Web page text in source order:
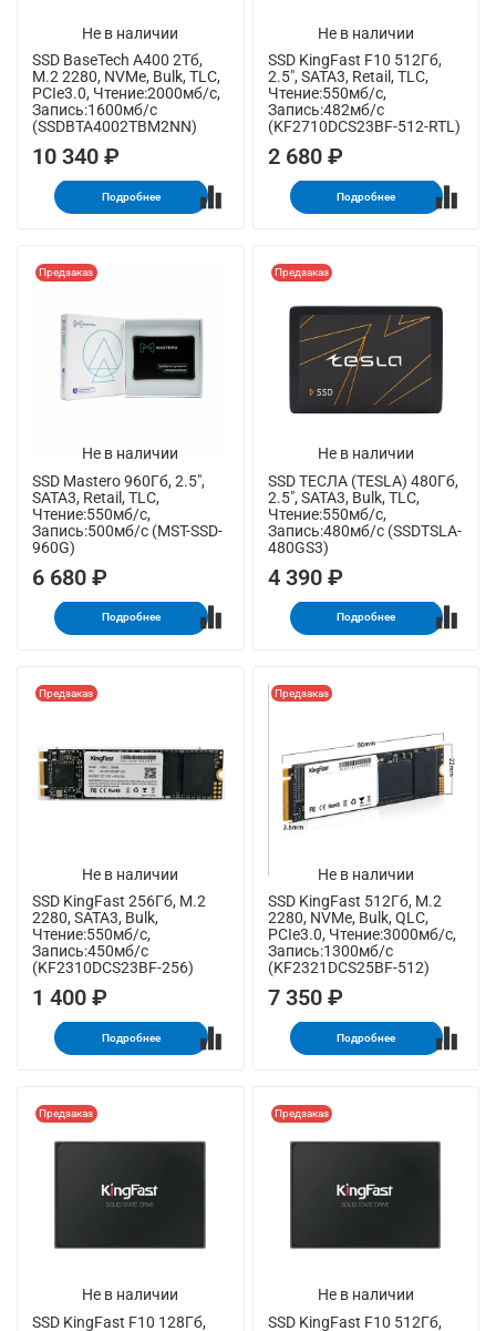
Не в наличии
SSD BaseTech A400 2Тб,
M.2 2280, NVMe, Bulk, TLC,
PCIe3.0, Чтение:2000мб/с,
Запись:1600мб/с
(SSDBTA4002TBM2NN)
10 340 ₽
Подробнее
Не в наличии
SSD KingFast F10 512Гб,
2.5", SATA3, Retail, TLC,
Чтение:550мб/с,
Запись:482мб/с
(KF2710DCS23BF-512-RTL)
2 680 ₽
Подробнее
Не в наличии
Предзаказ
SSD Mastero 960Гб, 2.5",
SATA3, Retail, TLC,
Чтение:550мб/с,
Запись:500мб/с (MST-SSD-
960G)
6 680 ₽
Подробнее
Не в наличии
Предзаказ
SSD ТЕСЛА (TESLA) 480Гб,
2.5", SATA3, Bulk, TLC,
Чтение:550мб/с,
Запись:480мб/с (SSDTSLA-
480GS3)
4 390 ₽
Подробнее
Не в наличии
Предзаказ
SSD KingFast 256Гб, M.2
2280, SATA3, Bulk,
Чтение:550мб/с,
Запись:450мб/с
(KF2310DCS23BF-256)
1 400 ₽
Подробнее
Не в наличии
Предзаказ
SSD KingFast 512Гб, M.2
2280, NVMe, Bulk, QLC,
PCIe3.0, Чтение:3000мб/с,
Запись:1300мб/с
(KF2321DCS25BF-512)
7 350 ₽
Подробнее
Не в наличии
Предзаказ
SSD KingFast F10 128Гб,
Не в наличии
Предзаказ
SSD KingFast F10 512Гб,